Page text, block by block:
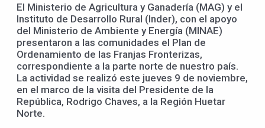
El Ministerio de Agricultura y Ganadería (MAG) y el
Instituto de Desarrollo Rural (Inder), con el apoyo
del Ministerio de Ambiente y Energía (MINAE)
presentaron a las comunidades el Plan de
Ordenamiento de las Franjas Fronterizas,
correspondiente a la parte norte de nuestro país.
La actividad se realizó este jueves 9 de noviembre,
en el marco de la visita del Presidente de la
República, Rodrigo Chaves, a la Región Huetar
Norte.